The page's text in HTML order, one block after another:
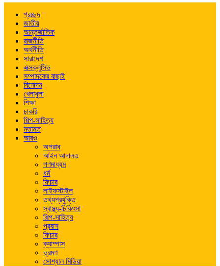
প্রচ্ছদ
জাতীয়
আন্তর্জাতিক
রাজনীতি
অর্থনীতি
সারাদেশ
এক্সক্লুসিভ
সম্পাদকের বাছাই
বিনোদন
খেলাধুলা
শিক্ষা
চাকরি
শিল্প-সাহিত্য
মতামত
আরও
অপরাধ
আইন আদালত
গণমাধ্যম
ধর্ম
ফিচার
লাইফস্টাইল
তথ্যপ্রযুক্তি
স্বাস্থ্য-চিকিৎসা
শিল্প-সাহিত্য
প্রবাস
ফিচার
ক্যাম্পাস
ভ্রমণ
সোশ্যাল মিডিয়া